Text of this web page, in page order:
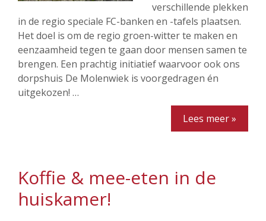
verschillende plekken
in de regio speciale FC-banken en -tafels plaatsen.
Het doel is om de regio groen-witter te maken en
eenzaamheid tegen te gaan door mensen samen te
brengen. Een prachtig initiatief waarvoor ook ons
dorpshuis De Molenwiek is voorgedragen én
uitgekozen! …
Lees meer »
Koffie & mee-eten in de
huiskamer!